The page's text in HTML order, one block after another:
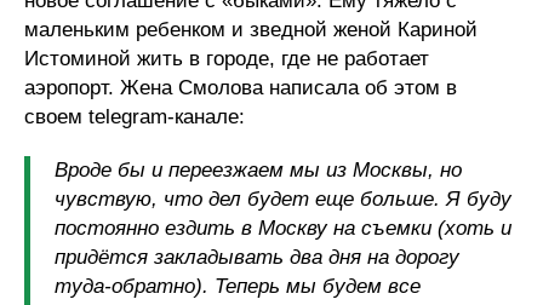
маленьким ребенком и зведной женой Кариной
Истоминой жить в городе, где не работает
аэропорт. Жена Смолова написала об этом в
своем telegram-канале:
Вроде бы и переезжаем мы из Москвы, но
чувствую, что дел будет еще больше. Я буду
постоянно ездить в Москву на съемки (хоть и
придётся закладывать два дня на дорогу
туда-обратно). Теперь мы будем все